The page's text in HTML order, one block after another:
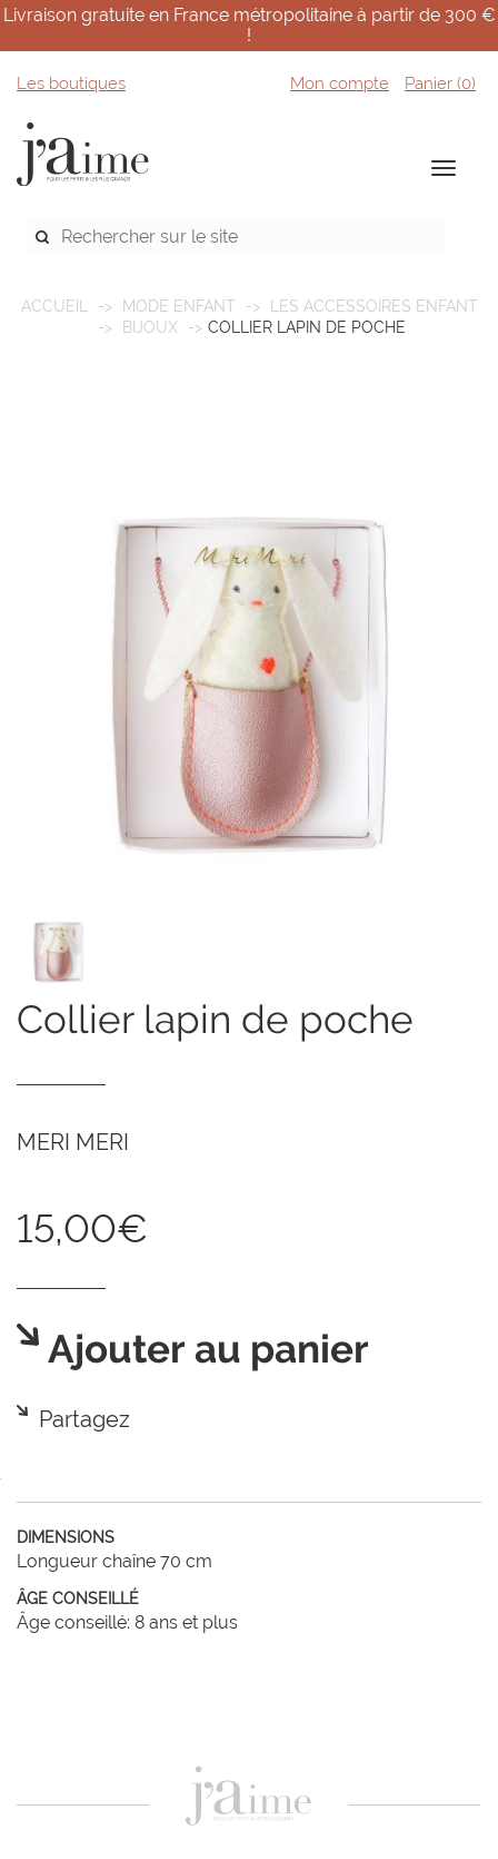
Livraison gratuite en France métropolitaine à partir de 300 €
!
Les boutiques Mon compte Panier (0)
ACCUEIL MODE ENFANT
LES ACCESSOIRES ENFANT
BIJOUX
COLLIER LAPIN DE POCHE
collier lapin de poche
MERI MERI
15,00€
Ajouter au panier
Partagez
DIMENSIONS
Longueur chaîne 70 cm
ÂGE CONSEILLÉ
Âge conseillé: 8 ans et plus